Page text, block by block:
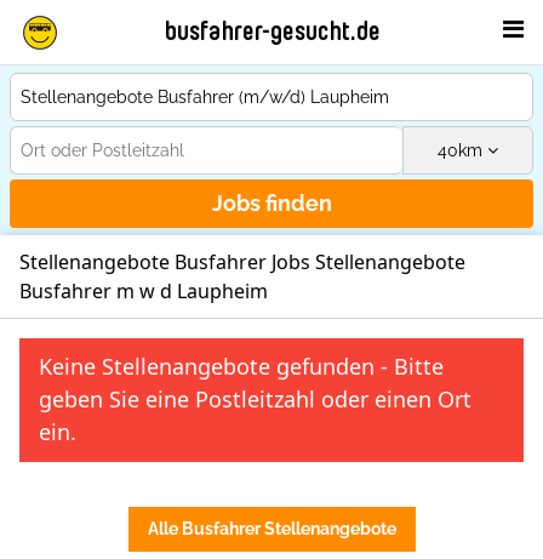
busfahrer-gesucht.de
40km
Jobs finden
Stellenangebote Busfahrer Jobs Stellenangebote
Busfahrer m w d Laupheim
Keine Stellenangebote gefunden - Bitte
geben Sie eine Postleitzahl oder einen Ort
ein.
Alle Busfahrer Stellenangebote